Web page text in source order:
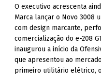
O executivo acrescenta
Marca lançar o Novo 3008
com design marcante,
comercialização do e-208
inaugurou a início da
que apresentou ao
primeiro utilitário elétrico, o